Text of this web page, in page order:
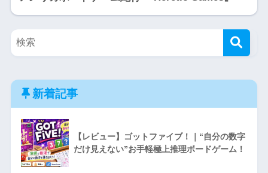
新着記事
【レビュー】ゴットファイブ！｜“自分の数字
だけ見えない”お手軽極上推理ボードゲーム！